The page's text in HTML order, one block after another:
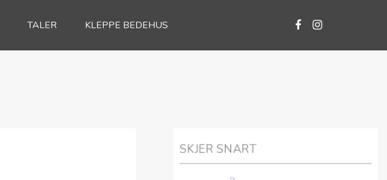
TALER KLEPPE BEDEHUS
SKJER SNART